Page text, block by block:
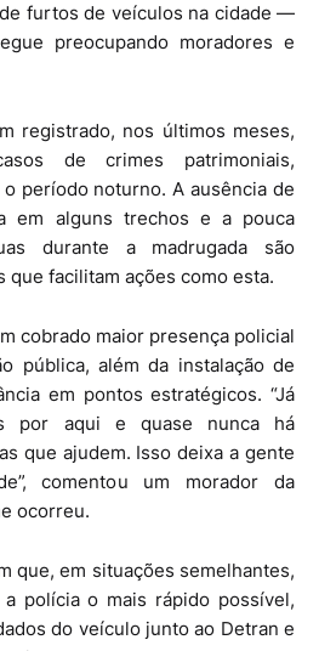
furtos de veículos na cidade —
preocupando moradores e
registrado, nos últimos meses,
de crimes patrimoniais,
período noturno. A ausência de
em alguns trechos e a pouca
durante a madrugada são
que facilitam ações como esta.
cobrado maior presença policial
pública, além da instalação de
em pontos estratégicos. “Já
por aqui e quase nunca há
que ajudem. Isso deixa a gente
comentou um morador da
ocorreu.
que, em situações semelhantes,
polícia o mais rápido possível,
do veículo junto ao Detran e